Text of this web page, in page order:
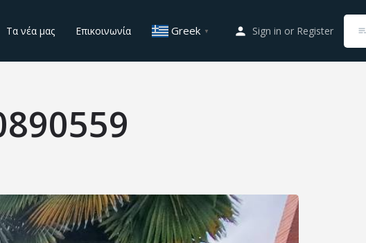
Τα νέα μας Επικοινωνία Greek ▼ Sign in or Register